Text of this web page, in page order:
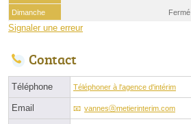
Dimanche
Fermé
Signaler une erreur
Contact
Téléphone Téléphoner à l'agence d'intérim
Email vannesⓐmetierinterim.com